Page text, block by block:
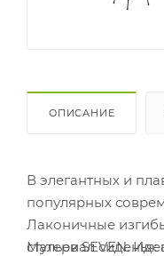
ОПИСАНИЕ
В элегантных и
популярных
Лаконичные
стульев SEVEN.